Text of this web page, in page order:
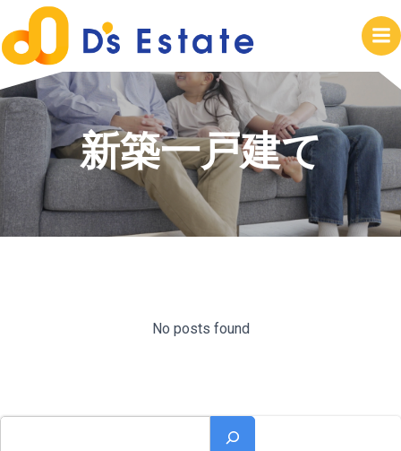
ン
テ
ン
ツ
へ
ス
キ
ッ
プ
新築一戸建て
No posts found